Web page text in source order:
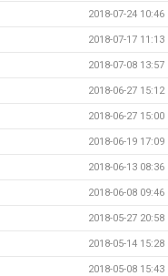
2018-07-24 10:46
2018-07-17 11:13
2018-07-08 13:57
2018-06-27 15:12
2018-06-27 15:00
2018-06-19 17:09
2018-06-13 08:36
2018-06-08 09:46
2018-05-27 20:58
2018-05-14 15:28
2018-05-08 15:43